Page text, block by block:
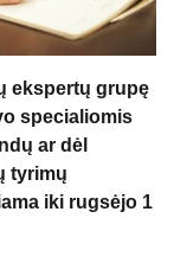
ekspertų grupę
specialiomis
ar dėl
tyrimų
iki rugsėjo 1